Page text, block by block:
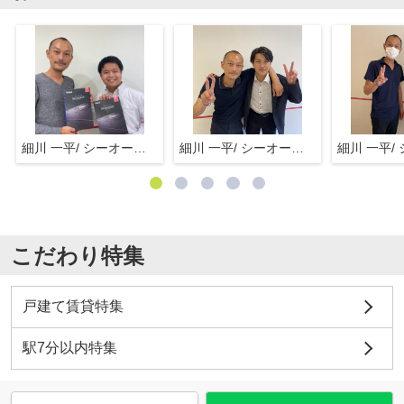
こだわり特集
戸建て賃貸特集
駅7分以内特集